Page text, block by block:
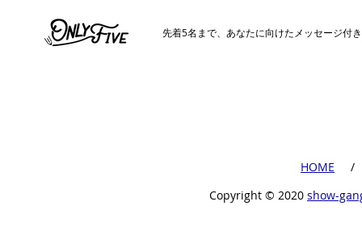
先着5名まで、あなたに向けたメッセージ付
​HOME
​ /
Copyright ©︎ 2020 show-